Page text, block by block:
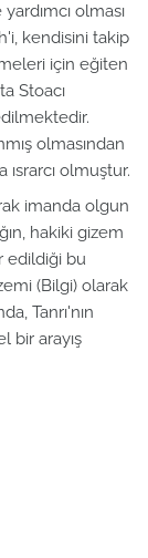
olması
kendisini takip
için eğiten
Stoacı
olmasından
olmuştur.
imanda olgun
hakiki gizem
edildiği bu
(Bilgi) olarak
Tanrı'nın
bir arayış